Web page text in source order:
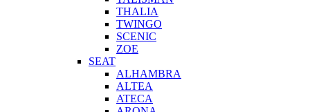
THALIA
TWINGO
SCENIC
ZOE
SEAT
ALHAMBRA
ALTEA
ATECA